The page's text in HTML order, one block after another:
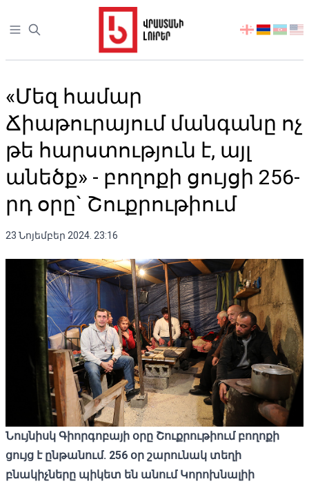
Open sidebar
აირჩიეთ
«Մեզ համար
Ճիաթուրայում մանգանը ոչ
թե հարստություն է, այլ
անեծք» - բողոքի ցույցի 256-
րդ օրը` Շուքրութիում
23 Նոյեմբեր 2024. 23:16
Նույնիսկ Գիորգոբայի օրը Շուքրութիում բողոքի
ցույց է ընթանում. 256 օր շարունակ տեղի
բնակիչները պիկետ են անում Կորոխնալիի